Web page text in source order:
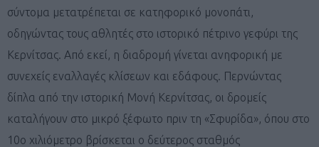
σύντομα μετατρέπεται σε κατηφορικό μονοπάτι,
οδηγώντας τους αθλητές στο ιστορικό πέτρινο γεφύρι της
Κερνίτσας. Από εκεί, η διαδρομή γίνεται ανηφορική με
συνεχείς εναλλαγές κλίσεων και εδάφους. Περνώντας
δίπλα από την ιστορική Μονή Κερνίτσας, οι δρομείς
καταλήγουν στο μικρό ξέφωτο πριν τη «Σφυρίδα», όπου στο
10ο χιλιόμετρο βρίσκεται ο δεύτερος σταθμός